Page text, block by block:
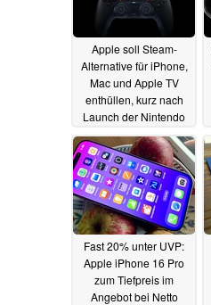
Apple soll Steam-
Alternative für iPhone,
Mac und Apple TV
enthüllen, kurz nach
Launch der Nintendo
Switch 228.05.2025
Fast 20% unter UVP:
Apple iPhone 16 Pro
zum Tiefpreis im
Angebot bei Netto